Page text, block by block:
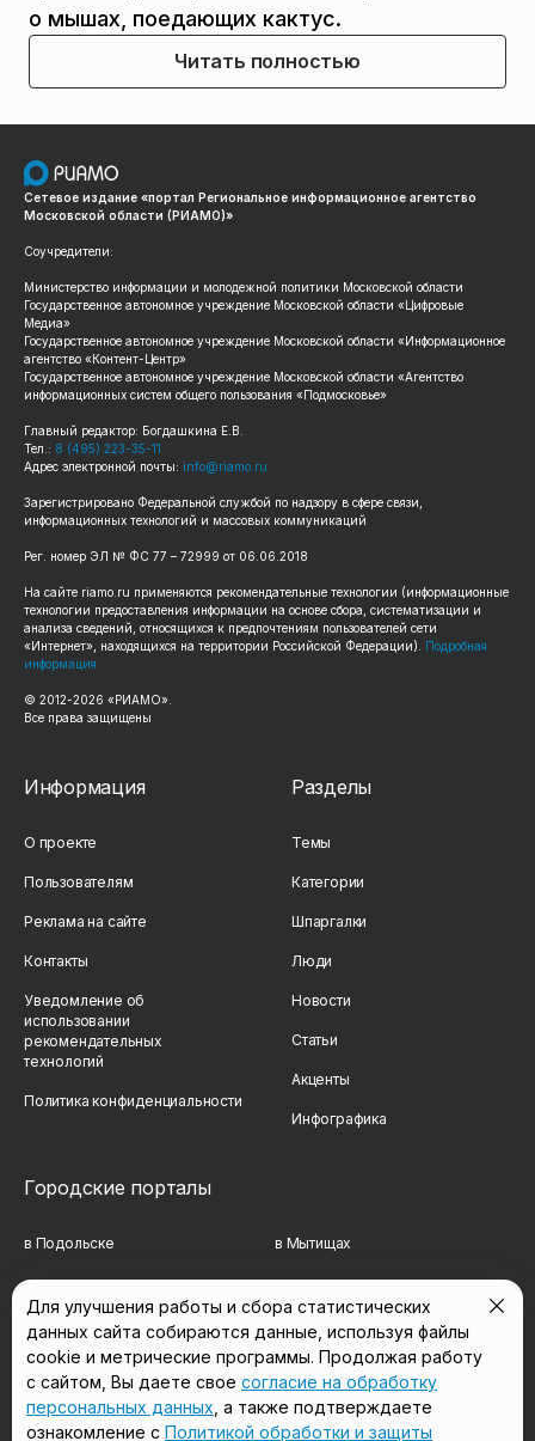
о мышах, поедающих кактус.
Читать полностью
Сетевое издание «портал Региональное информационное агентство
Московской области (РИАМО)»
Соучредители:
Министерство информации и молодежной политики Московской области
Государственное автономное учреждение Московской области «Цифровые
Медиа»
Государственное автономное учреждение Московской области «Информационное
агентство «Контент-Центр»
Государственное автономное учреждение Московской области «Агентство
информационных систем общего пользования «Подмосковье»
Главный редактор: Богдашкина Е.В.
Тел.: 8 (495) 223-35-11
Адрес электронной почты: info@riamo.ru
Зарегистрировано Федеральной службой по надзору в сфере связи,
информационных технологий и массовых коммуникаций
Рег. номер ЭЛ № ФС 77 – 72999 от 06.06.2018
На сайте riamo.ru применяются рекомендательные технологии (информационные
технологии предоставления информации на основе сбора, систематизации и
анализа сведений, относящихся к предпочтениям пользователей сети
«Интернет», находящихся на территории Российской Федерации). Подробная
информация
© 2012-2026 «РИАМО».
Все права защищены
Информация
О проекте
Пользователям
Реклама на сайте
Контакты
Уведомление об
использовании
рекомендательных
технологий
Политика конфиденциальности
Разделы
Темы
Категории
Шпаргалки
Люди
Новости
Статьи
Акценты
Инфографика
Городские порталы
в Подольске в Мытищах
в Сергиевом Посаде в Люберцах
в Красногорске в Королёве
в Домодедово в Щёлково
Для улучшения работы и сбора статистических
данных сайта собираются данные, используя файлы
cookie и метрические программы. Продолжая работу
с сайтом, Вы даете свое согласие на обработку
персональных данных , а также подтверждаете
ознакомление с Политикой обработки и защиты